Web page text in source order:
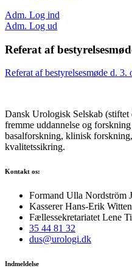
Adm. Log ind
Adm. Log ud
Referat af
Referat af bestyrelsesmøde d. 3.
Dansk Urologisk Selskab
fremme uddannelse og
basalforskning, klinisk
kvalitetssikring.
Kontakt os:
Formand Ulla Nordström
Kasserer Hans-Erik
Fællessekretariatet Lene
35 44 81 32
dus@urologi.dk
Indmeldelse